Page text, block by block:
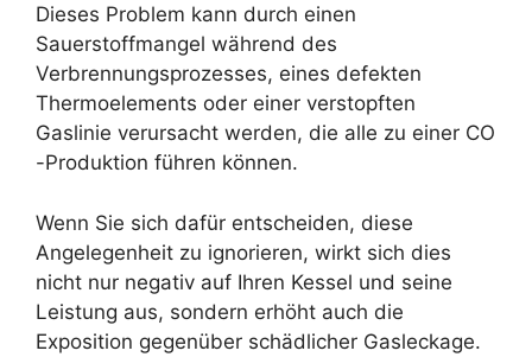
Dieses Problem kann durch einen
Sauerstoffmangel während des
Verbrennungsprozesses, eines defekten
Thermoelements oder einer verstopften
Gaslinie verursacht werden, die alle zu einer CO
-Produktion führen können.
Wenn Sie sich dafür entscheiden, diese
Angelegenheit zu ignorieren, wirkt sich dies
nicht nur negativ auf Ihren Kessel und seine
Leistung aus, sondern erhöht auch die
Exposition gegenüber schädlicher Gasleckage.